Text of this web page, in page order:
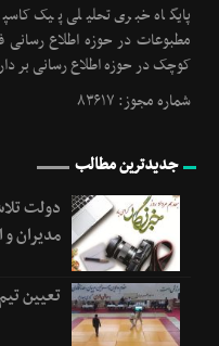
پایگاه خبری تحلیلی پیک
مطبوعات در حوزه اطلاع رسانی
کوچک در حوزه اطلاع رسانی بر
شماره مجوز: ۸۳۶۱۷
جدیدترین مطالب
دولت
مدیران و
تعیین